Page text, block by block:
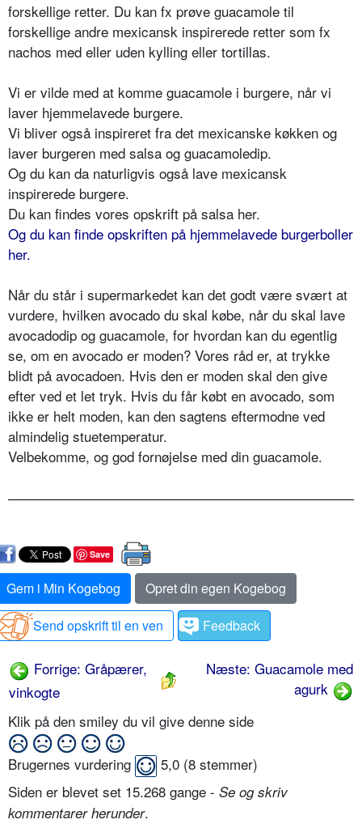
forskellige retter. Du kan fx prøve guacamole til
forskellige andre mexicansk inspirerede retter som fx
nachos med eller uden kylling eller tortillas.
Vi er vilde med at komme guacamole i burgere, når vi
laver hjemmelavede burgere.
Vi bliver også inspireret fra det mexicanske køkken og
laver burgeren med salsa og guacamoledip.
Og du kan da naturligvis også lave mexicansk
inspirerede burgere.
Du kan findes vores opskrift på salsa her.
Og du kan finde opskriften på hjemmelavede burgerboller
her.
Når du står i supermarkedet kan det godt være svært at
vurdere, hvilken avocado du skal købe, når du skal lave
avocadodip og guacamole, for hvordan kan du egentlig
se, om en avocado er moden? Vores råd er, at trykke
blidt på avocadoen. Hvis den er moden skal den give
efter ved et let tryk. Hvis du får købt en avocado, som
ikke er helt moden, kan den sagtens eftermodne ved
almindelig stuetemperatur.
Velbekomme, og god fornøjelse med din guacamole.
Save
Gem i Min Kogebog
Opret din egen Kogebog
Send opskrift til en ven
Feedback
Forrige: Gråpærer,
vinkogte
Næste: Guacamole med
agurk
Klik på den smiley du vil give denne side
Brugernes vurdering 5,0 (8 stemmer)
Siden er blevet set 15.268 gange - Se og skriv
kommentarer herunder.